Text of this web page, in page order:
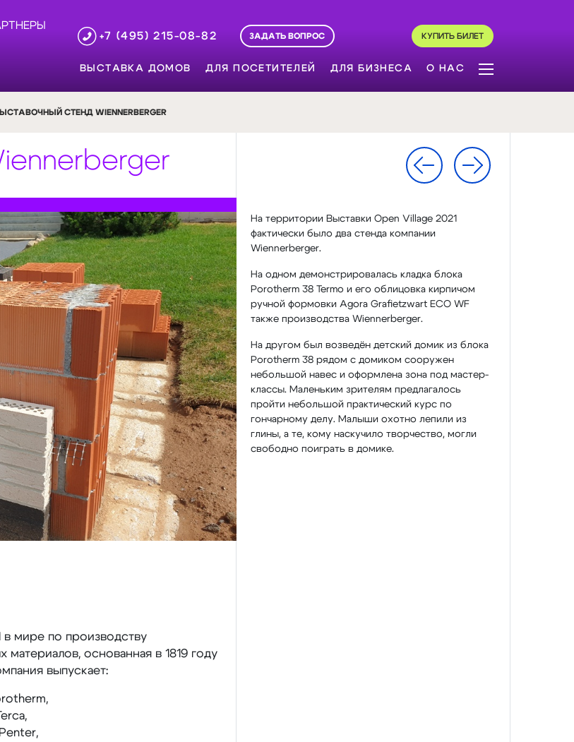
+7 (495) 215-08-82
ЗАДАТЬ ВОПРОС КУПИТЬ БИЛЕТ
ВЫСТАВКА ДОМОВ ДЛЯ ПОСЕТИТЕЛЕЙ ДЛЯ БИЗНЕСА О НАС
СТЕНД WIENNERBERGER
мире по производству
материалов, основанная в 1819 году
выпускает:
На территории Выставки Open Village 2021
фактически было два стенда компании
Wiennerberger.
На одном демонстрировалась кладка блока
Porotherm 38 Termo и его облицовка кирпичом
ручной формовки Agora Grafietzwart ECO WF
также производства Wiennerberger.
На другом был возведён детский домик из блока
Porotherm 38 рядом с домиком сооружен
небольшой навес и оформлена зона под мастер-
классы. Маленьким зрителям предлагалось
пройти небольшой практический курс по
гончарному делу. Малыши охотно лепили из
глины, а те, кому наскучило творчество, могли
свободно поиграть в домике.